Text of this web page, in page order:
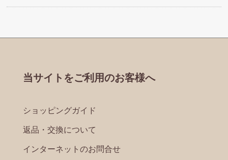
当サイトをご利用のお客様へ
ショッピングガイド
返品・交換について
インターネットのお問合せ